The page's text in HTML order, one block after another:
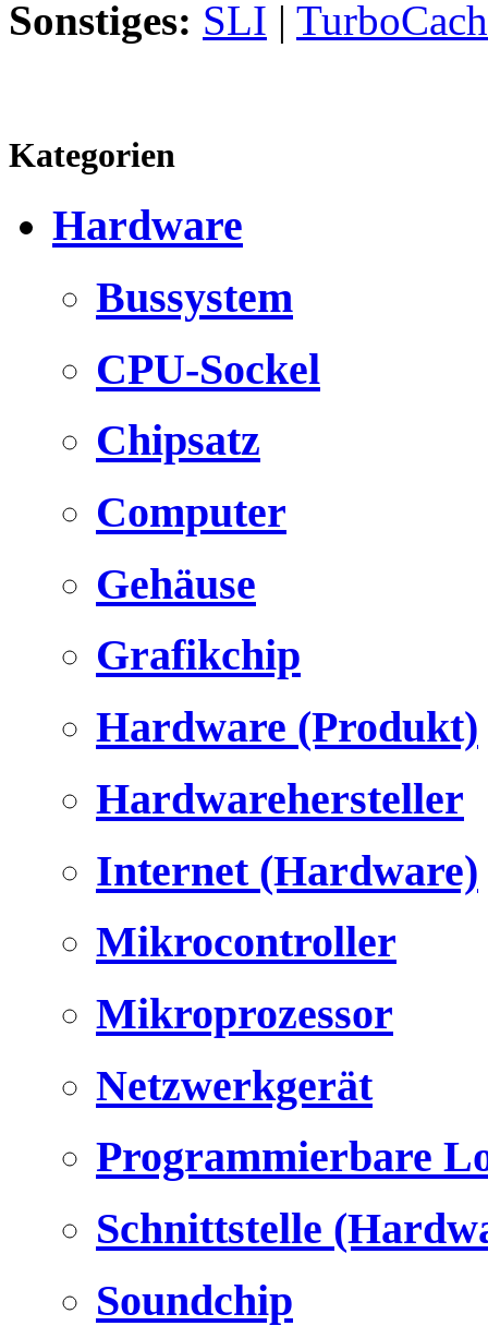
Sonstiges: SLI |
Kategorien
Hardware
Bussystem
CPU-Sockel
Chipsatz
Computer
Gehäuse
Grafikchip
Hardware (Produkt)
Hardwarehersteller
Internet (Hardware)
Mikrocontroller
Mikroprozessor
Netzwerkgerät
Programmierbare
Schnittstelle
Soundchip